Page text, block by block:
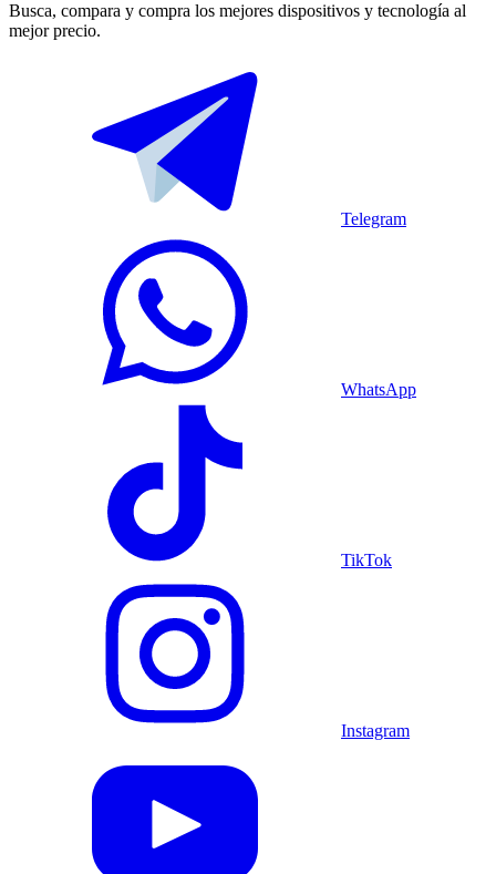
Busca, compara y compra los mejores dispositivos y tecnología al
mejor precio.
Telegram
WhatsApp
TikTok
Instagram